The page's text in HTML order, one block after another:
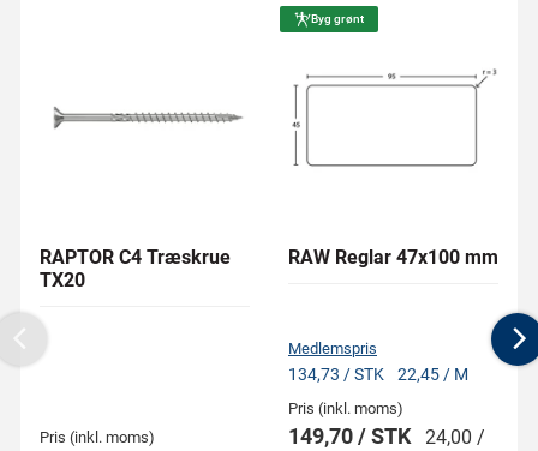
RAPTOR C4 Træskrue
TX20
Pris (inkl. moms)
Byg grønt
RAW Reglar 47x100 mm
Medlemspris
134,73 / STK 22,45 / M
Pris (inkl. moms)
149,70 / STK 24,00 /
Previous